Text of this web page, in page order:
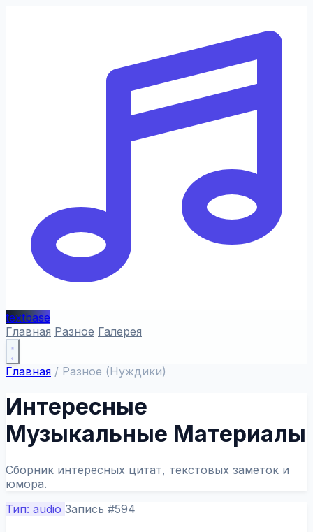
textbase
Главная Разное Галерея
Главная / Разное (Нуждики)
Интересные
Музыкальные Материалы
Сборник интересных цитат, текстовых заметок и
юмора.
Тип: audio Запись #594